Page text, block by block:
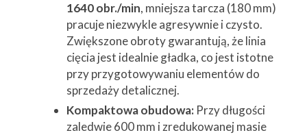
1640 obr./min, mniejsza tarcza (180 mm)
pracuje niezwykle agresywnie i czysto.
Zwiększone obroty gwarantują, że linia
cięcia jest idealnie gładka, co jest istotne
przy przygotowywaniu elementów do
sprzedaży detalicznej.
Kompaktowa obudowa:Przy długości
zaledwie 600 mm i zredukowanej masie